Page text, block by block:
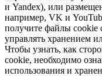
и Yandex), или
например, VK и
получите файлы cookie
управлять хранением
Чтобы узнать, как
cookie, необходимо
использования и